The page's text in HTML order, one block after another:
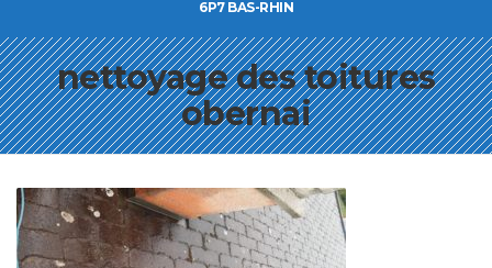
6P7 BAS-RHIN
nettoyage des toitures
obernai